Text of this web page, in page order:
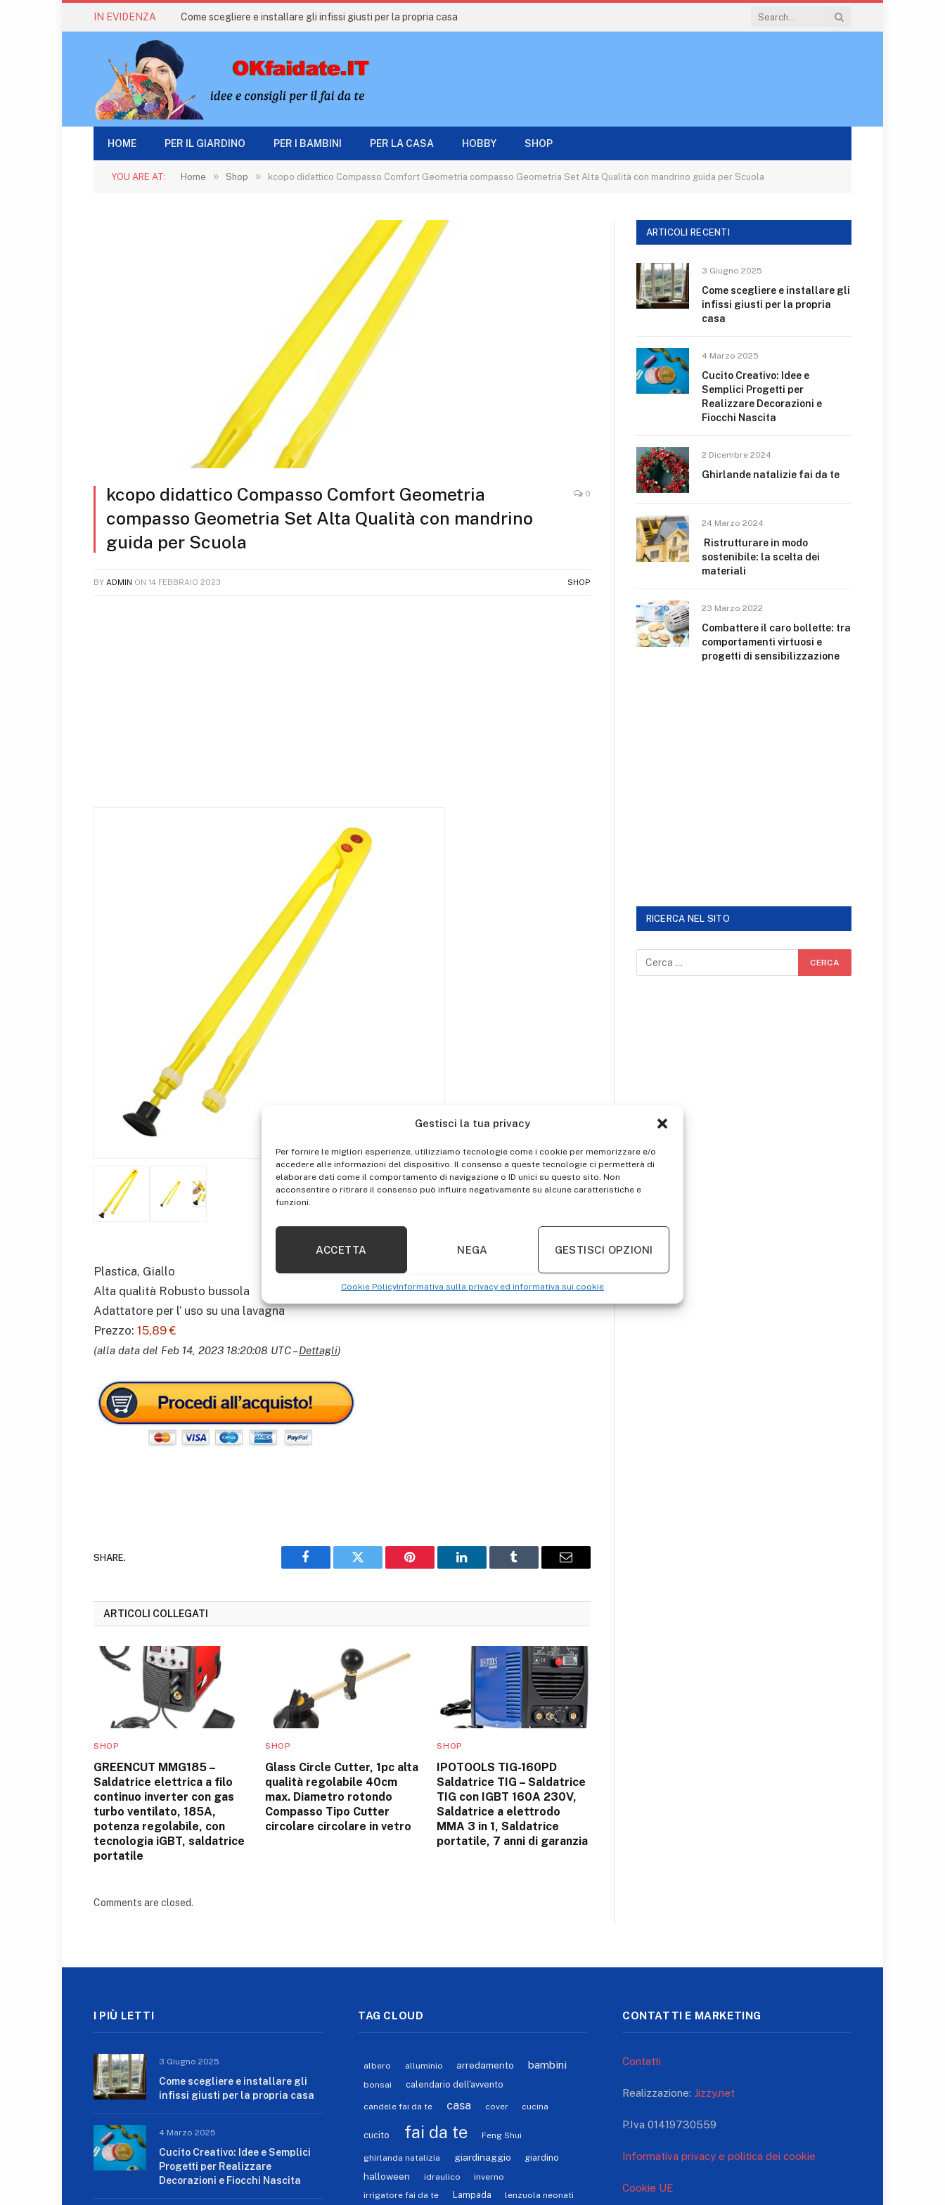
Gestisci la tua privacy
Per fornire le migliori esperienze, utilizziamo tecnologie come i cookie per memorizzare e/o
accedere alle informazioni del dispositivo. Il consenso a queste tecnologie ci permetterà di
elaborare dati come il comportamento di navigazione o ID unici su questo sito. Non
acconsentire o ritirare il consenso può influire negativamente su alcune caratteristiche e
funzioni.
ACCETTA NEGA GESTISCI OPZIONI
Cookie PolicyInformativa sulla privacy ed informativa sui cookie
IN EVIDENZA Come scegliere e installare gli infissi giusti per la propria casa
HOME PER IL GIARDINO PER I BAMBINI PER LA CASA HOBBY SHOP
YOU ARE AT: Home » Shop » kcopo didattico Compasso Comfort Geometria compasso Geometria Set Alta Qualità con mandrino guida per Scuola
kcopo didattico Compasso Comfort Geometria
compasso Geometria Set Alta Qualità con mandrino
guida per Scuola
0
BY ADMIN ON 14 FEBBRAIO 2023 SHOP
Plastica, Giallo
Alta qualità Robusto bussola
Adattatore per l’ uso su una lavagna
Prezzo: 15,89 €
(alla data del Feb 14, 2023 18:20:08 UTC –Dettagli)
SHARE.
Facebook Twitter Pinterest LinkedIn Tumblr Email
ARTICOLI COLLEGATI
SHOP
GREENCUT MMG185 –
Saldatrice elettrica a filo
continuo inverter con gas
turbo ventilato, 185A,
potenza regolabile, con
tecnologia iGBT, saldatrice
portatile
SHOP
Glass Circle Cutter, 1pc alta
qualità regolabile 40cm
max. Diametro rotondo
Compasso Tipo Cutter
circolare circolare in vetro
SHOP
IPOTOOLS TIG-160PD
Saldatrice TIG – Saldatrice
TIG con IGBT 160A 230V,
Saldatrice a elettrodo
MMA 3 in 1, Saldatrice
portatile, 7 anni di garanzia
Comments are closed.
ARTICOLI RECENTI
3 Giugno 2025
Come scegliere e installare gli
infissi giusti per la propria
casa
4 Marzo 2025
Cucito Creativo: Idee e
Semplici Progetti per
Realizzare Decorazioni e
Fiocchi Nascita
2 Dicembre 2024
Ghirlande natalizie fai da te
24 Marzo 2024
Ristrutturare in modo
sostenibile: la scelta dei
materiali
23 Marzo 2022
Combattere il caro bollette: tra
comportamenti virtuosi e
progetti di sensibilizzazione
RICERCA NEL SITO
I PIÙ LETTI
3 Giugno 2025
Come scegliere e installare gli
infissi giusti per la propria casa
4 Marzo 2025
Cucito Creativo: Idee e Semplici
Progetti per Realizzare
Decorazioni e Fiocchi Nascita
TAG CLOUD
albero alluminio arredamento bambini
bonsai calendario dell'avvento
candele fai da te casa cover cucina
cucito fai da te Feng Shui
ghirlanda natalizia giardinaggio giardino
halloween idraulico
inverno
irrigatore fai da te
Lampada lenzuola neonati
CONTATTI E MARKETING
Contatti
Realizzazione: Jizzy.net
P.Iva 01419730559
Informativa privacy e politica dei cookie
Cookie UE